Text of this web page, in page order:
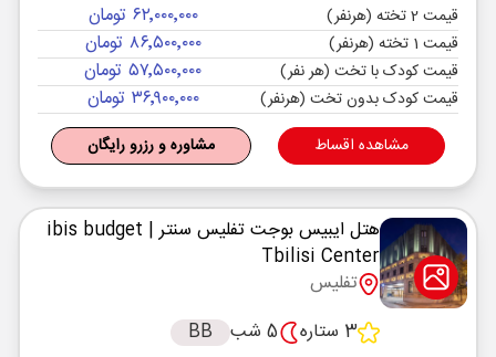
قیمت 2 تخته (هرنفر) ۶۲٬۰۰۰٬۰۰۰ تومان
قیمت 1 تخته (هرنفر) ۸۶٬۵۰۰٬۰۰۰ تومان
قیمت کودک با تخت (هر نفر) ۵۷٬۵۰۰٬۰۰۰ تومان
قیمت کودک بدون تخت (هرنفر) ۳۶٬۹۰۰٬۰۰۰ تومان
مشاهده اقساط مشاوره و رزرو رایگان
هتل ایبیس بوجت تفلیس سنتر | ibis budget
Tbilisi Center
تفلیس
3 ستاره
5 شب BB